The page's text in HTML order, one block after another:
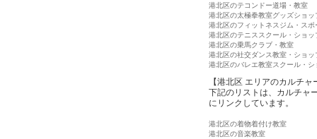
港北区のテコンドー道場・教室
港北区の太極拳教室グッズショッ
港北区のフィットネスジム・スポ
港北区のテニススクール・ショッ
港北区の乗馬クラブ・教室
港北区の社交ダンス教室・ショッ
港北区のバレエ教室スクール・シ
【港北区 エリアのカルチ
下記のリストは、カルチャ
にリンクしています。
港北区の着物着付け教室
港北区の音楽教室